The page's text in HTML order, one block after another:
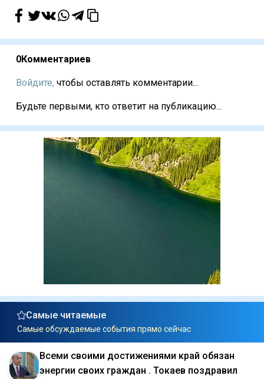
0Комментариев
Войдите, чтобы оставлять комментарии...
Будьте первыми, кто ответит на публикацию...
Самые читаемые
Самые обсуждаемые события прямо сейчас
Всеми своими достижениями край обязан
энергии своих граждан . Токаев поздравил